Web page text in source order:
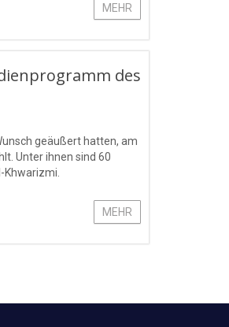
MEHR
des
geäußert hatten, am
Unter ihnen sind 60
MEHR